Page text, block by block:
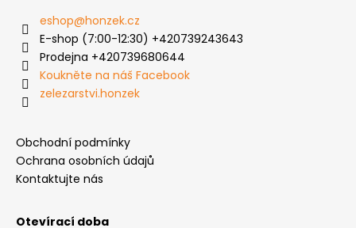
eshop@honzek.cz
E-shop (7:00-12:30) +420739243643
Prodejna +420739680644
Koukněte na náš Facebook
zelezarstvi.honzek
Obchodní podmínky
Ochrana osobních údajů
Kontaktujte nás
Otevírací doba